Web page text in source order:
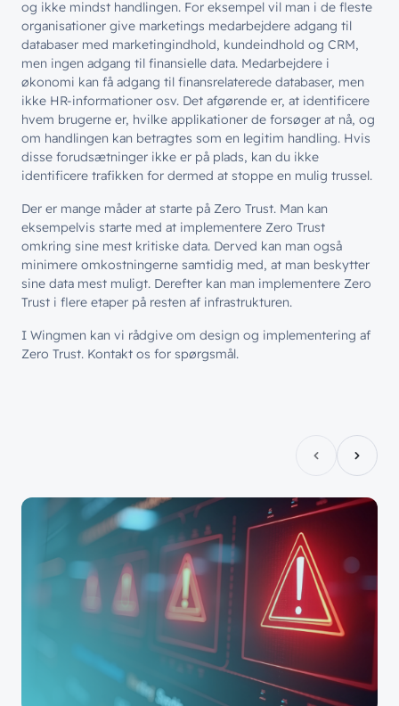
Hvad vi gør
Hvem vi er
Cases
Offentlige organisationer
Bliv inspireret
// LØSNINGER
Netværk
Sikkerhed
Cloud & AI
Splunk
Kontaktcenter
// SERVICES
Managed Services
Om wingmen
Job & Karriere
Bæredygtighed
// PART OF WINGMEN
Ledige stillinger
// BLIV INSPIRERET
Nyheder & presse
Vidensdeling
Events
Webinarer
Wingmen Community
Skriv dig op og få alle nyheder
direkte i din inbox
og ikke mindst handlingen. For eksempel vil man i de fleste
organisationer give marketings medarbejdere adgang til
databaser med marketingindhold, kundeindhold og CRM,
men ingen adgang til finansielle data. Medarbejdere i
økonomi kan få adgang til finansrelaterede databaser, men
ikke HR-informationer osv. Det afgørende er, at identificere
hvem brugerne er, hvilke applikationer de forsøger at nå, og
om handlingen kan betragtes som en legitim handling. Hvis
disse forudsætninger ikke er på plads, kan du ikke
identificere trafikken for dermed at stoppe en mulig trussel.
Der er mange måder at starte på Zero Trust. Man kan
eksempelvis starte med at implementere Zero Trust
omkring sine mest kritiske data. Derved kan man også
minimere omkostningerne samtidig med, at man beskytter
sine data mest muligt. Derefter kan man implementere Zero
Trust i flere etaper på resten af infrastrukturen.
I Wingmen kan vi rådgive om design og implementering af
Zero Trust. Kontakt os for spørgsmål.